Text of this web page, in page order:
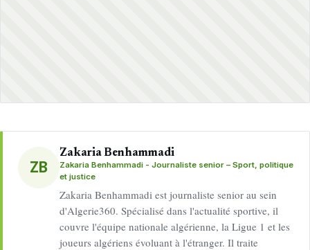
ZB
Zakaria Benhammadi
Zakaria Benhammadi - Journaliste senior – Sport, politique
et justice
Zakaria Benhammadi est journaliste senior au sein
d'Algerie360. Spécialisé dans l'actualité sportive, il
couvre l'équipe nationale algérienne, la Ligue 1 et les
joueurs algériens évoluant à l'étranger. Il traite